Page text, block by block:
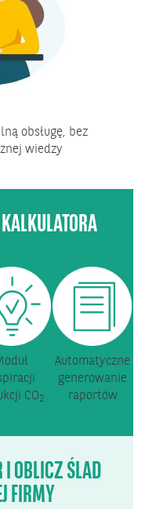
obsługę, bez
wiedzy
CO2
Automatyczne
generowanie
raportów
I OBLICZ ŚLAD
FIRMY